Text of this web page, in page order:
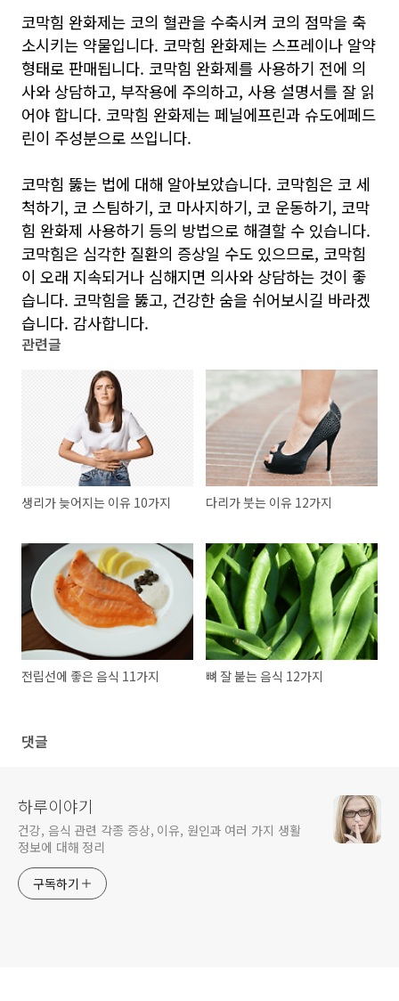
코막힘 완화제는 코의 혈관을 수축시켜 코의 점막을 축
소시키는 약물입니다. 코막힘 완화제는 스프레이나 알약
형태로 판매됩니다. 코막힘 완화제를 사용하기 전에 의
사와 상담하고, 부작용에 주의하고, 사용 설명서를 잘 읽
어야 합니다. 코막힘 완화제는 페닐에프린과 슈도에페드
린이 주성분으로 쓰입니다.
코막힘 뚫는 법에 대해 알아보았습니다. 코막힘은 코 세
척하기, 코 스팀하기, 코 마사지하기, 코 운동하기, 코막
힘 완화제 사용하기 등의 방법으로 해결할 수 있습니다.
코막힘은 심각한 질환의 증상일 수도 있으므로, 코막힘
이 오래 지속되거나 심해지면 의사와 상담하는 것이 좋
습니다. 코막힘을 뚫고, 건강한 숨을 쉬어보시길 바라겠
습니다. 감사합니다.
관련글
생리가 늦어지는 이유 10가지 다리가 붓는 이유 12가지
전립선에 좋은 음식 11가지 뼈 잘 붙는 음식 12가지
댓글
하루이야기
건강, 음식 관련 각종 증상, 이유, 원인과 여러 가지 생활
정보에 대해 정리
구독하기